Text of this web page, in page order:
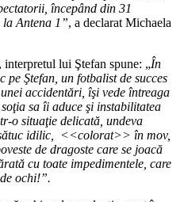
începând din 31
Antena 1”, a declarat Michaela
lui Ştefan spune: „În
Ştefan, un fotbalist de succes
accidentări, îşi vede întreaga
sa îi aduce şi instabilitatea
o situaţie delicată, undeva
idilic, <<colorat>> în mov,
de dragoste care se joacă
cu toate impedimentele, care
ochi!”.